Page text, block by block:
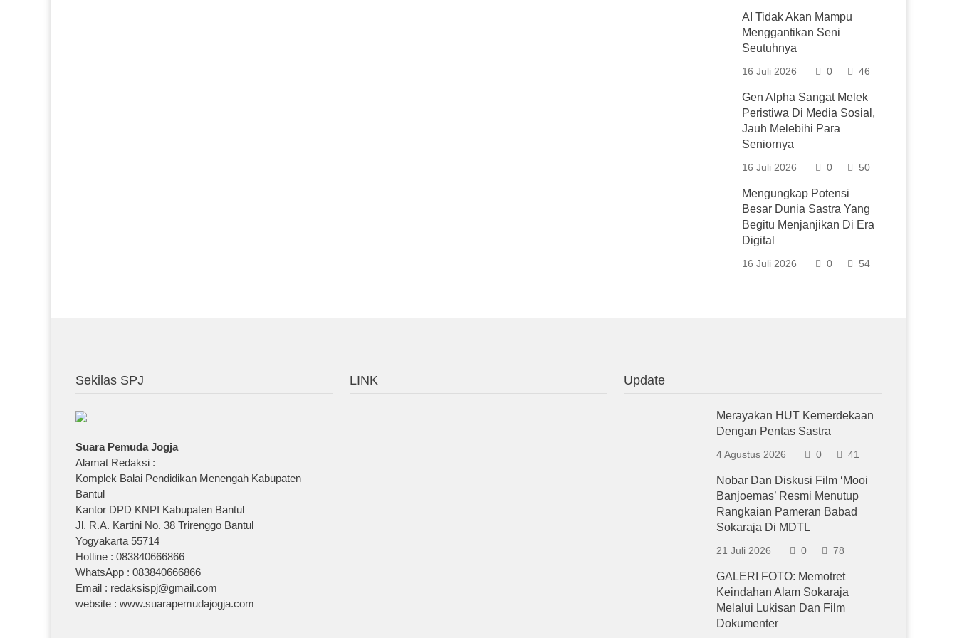
AI Tidak Akan Mampu
Menggantikan Seni
Seutuhnya
16 Juli 2026 0 46
Gen Alpha Sangat Melek
Peristiwa Di Media Sosial,
Jauh Melebihi Para
Seniornya
16 Juli 2026 0 50
Mengungkap Potensi
Besar Dunia Sastra Yang
Begitu Menjanjikan Di Era
Digital
16 Juli 2026 0 54
Sekilas SPJ
Suara Pemuda Jogja
Alamat Redaksi :
Komplek Balai Pendidikan Menengah Kabupaten
Bantul
Kantor DPD KNPI Kabupaten Bantul
Jl. R.A. Kartini No. 38 Trirenggo Bantul
Yogyakarta 55714
Hotline : 083840666866
WhatsApp : 083840666866
Email : redaksispj@gmail.com
website : www.suarapemudajogja.com
LINK Update
Merayakan HUT Kemerdekaan
Dengan Pentas Sastra
4 Agustus 2026 0 41
Nobar Dan Diskusi Film ‘Mooi
Banjoemas’ Resmi Menutup
Rangkaian Pameran Babad
Sokaraja Di MDTL
21 Juli 2026 0 78
GALERI FOTO: Memotret
Keindahan Alam Sokaraja
Melalui Lukisan Dan Film
Dokumenter